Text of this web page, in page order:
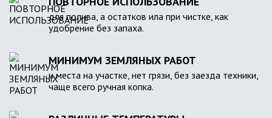
для полива, а остатков ила при чистке, как
удобрение без запаха.
МИНИМУМ ЗЕМЛЯНЫХ РАБОТ
и места на участке, нет грязи, без заезда техники,
чаще всего ручная копка.